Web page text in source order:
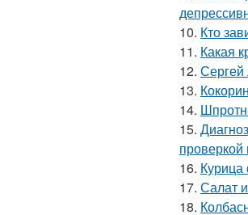
10. Кто
11. Какая
12. Сергей
13.
14.
15.
проверкой
16.
17. Салат
18.